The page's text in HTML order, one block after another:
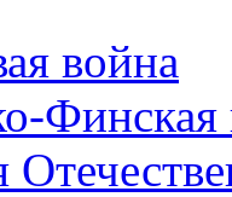
война